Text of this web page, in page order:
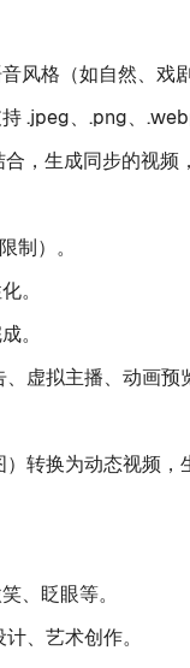
风格（如自然、戏
.jpeg、.png、
合，生成同步的视频
制）。
。
。
虚拟主播、动画预
转换为动态视频，
、眨眼等。
、艺术创作。